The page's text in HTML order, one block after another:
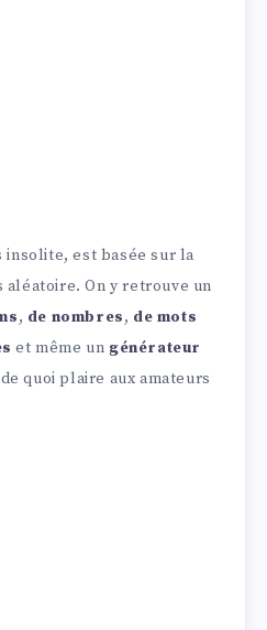
est basée sur la
aléatoire. On y retrouve un
, de nombres, de mots
et même un générateur
quoi plaire aux amateurs